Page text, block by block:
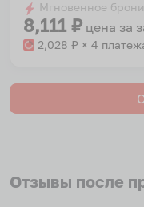
Мгновенное
8,111 ₽ цена за
2,028 ₽ × 4
Отзывы после